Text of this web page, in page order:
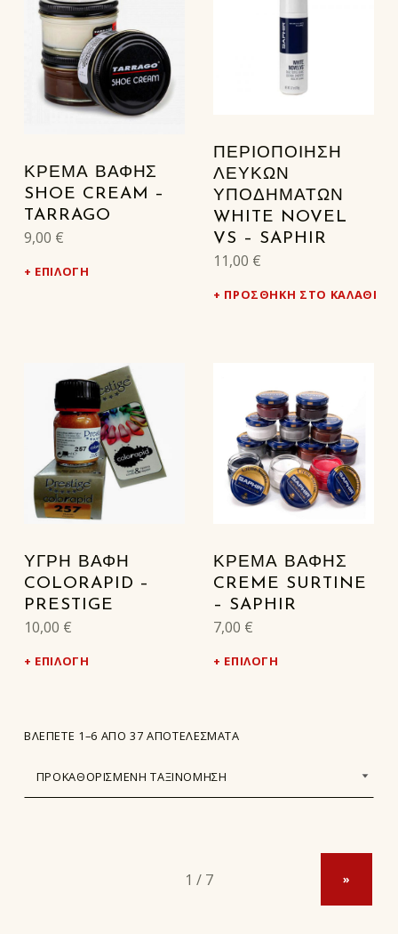
ΚΡΕΜΑ ΒΑΦΗΣ
SHOE CREAM –
TARRAGO
9,00 €
ΕΠΙΛΟΓΉ
ΠΕΡΙΟΠΟΙΗΣΗ
ΛΕΥΚΩΝ
ΥΠΟΔΗΜΑΤΩΝ
WHITE NOVEL
VS – SAPHIR
11,00 €
ΠΡΟΣΘΉΚΗ ΣΤΟ ΚΑΛΆΘΙ
ΥΓΡΗ ΒΑΦΗ
COLORAPID –
PRESTIGE
10,00 €
ΕΠΙΛΟΓΉ
ΚΡΕΜΑ ΒΑΦΗΣ
CREME SURTINE
– SAPHIR
7,00 €
ΕΠΙΛΟΓΉ
ΒΛΈΠΕΤΕ 1–6 ΑΠΌ 37 ΑΠΟΤΕΛΈΣΜΑΤΑ
»